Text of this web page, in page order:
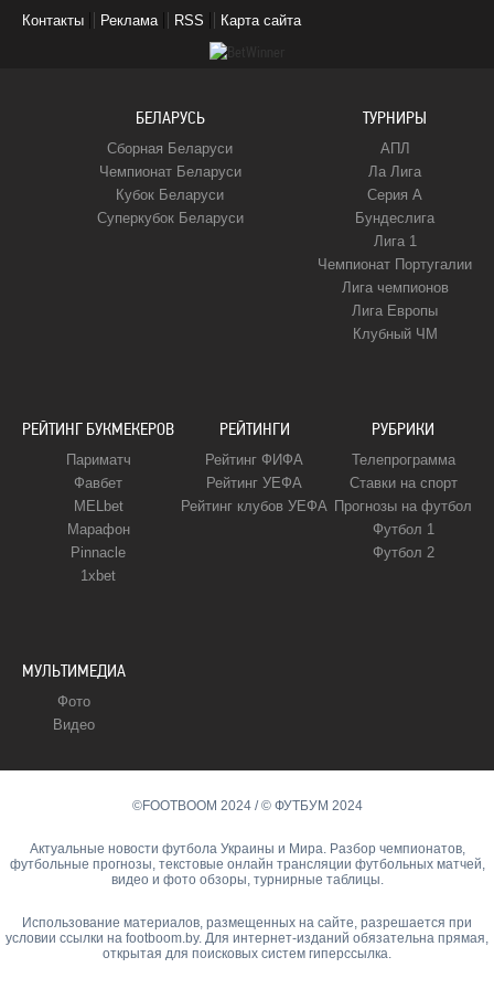
офф
выборе
сборной
огласил
список
лучших
высокая
смертность
воздуха
Видео)
с
"Металлист
1925"
для
Контакты Реклама RSS Карта сайта
БЕЛАРУСЬ
Сборная Беларуси
Чемпионат Беларуси
Кубок Беларуси
Суперкубок Беларуси
ТУРНИРЫ
АПЛ
Ла Лига
Серия А
Бундеслига
Лига 1
Чемпионат Португалии
Лига чемпионов
Лига Европы
Клубный ЧМ
РЕЙТИНГ БУКМЕКЕРОВ
Париматч
Фавбет
MELbet
Марафон
Pinnacle
1xbet
РЕЙТИНГИ
Рейтинг ФИФА
Рейтинг УЕФА
Рейтинг клубов УЕФА
РУБРИКИ
Телепрограмма
Ставки на спорт
Прогнозы на футбол
Футбол 1
Футбол 2
МУЛЬТИМЕДИА
Фото
Видео
©FOOTBOOM 2024 / © ФУТБУМ 2024
Актуальные новости футбола Украины и Мира. Разбор чемпионатов,
футбольные прогнозы, текстовые онлайн трансляции футбольных матчей,
видео и фото обзоры, турнирные таблицы.
Использование материалов, размещенных на сайте, разрешается при
условии ссылки на footboom.by. Для интернет-изданий обязательна прямая,
открытая для поисковых систем гиперссылка.